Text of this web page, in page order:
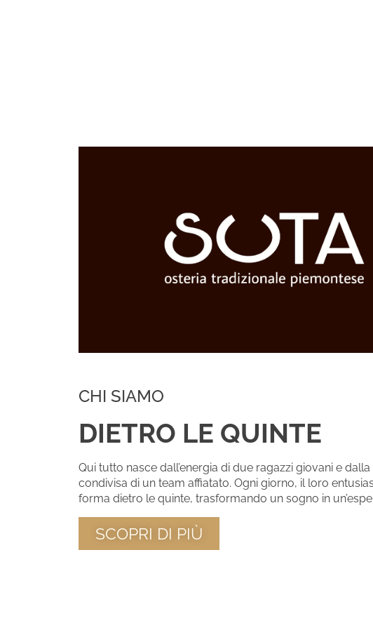
CHI SIAMO
DIETRO LE QUINTE
Qui tutto nasce dall’energia di due ragazzi giovani e
condivisa di un team affiatato. Ogni giorno, il loro
forma dietro le quinte, trasformando un sogno in
SCOPRI DI PIÙ